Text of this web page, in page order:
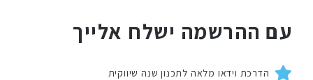
עם ההרשמה ישלח אלייך
הדרכת וידאו מלאה לתכנון שנה שיווקית